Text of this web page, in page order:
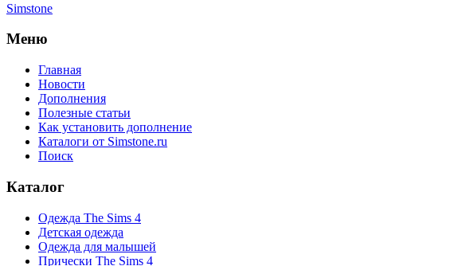
Simstone
Меню
Главная
Новости
Дополнения
Полезные статьи
Как установить дополнение
Каталоги от Simstone.ru
Поиск
Каталог
Одежда The Sims 4
Детская одежда
Одежда для малышей
Прически The Sims 4